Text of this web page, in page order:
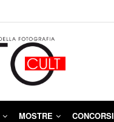
MOSTRE CONCORSI